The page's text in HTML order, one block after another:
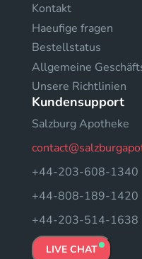
Kontakt
Haeufige fragen
Bestellstatus
Allgemeine
Unsere Richtlinien
Kundensupport
Salzburg Apotheke
+44-203-608-1340
+44-808-189-1420
+44-203-514-1638
LIVE CHAT